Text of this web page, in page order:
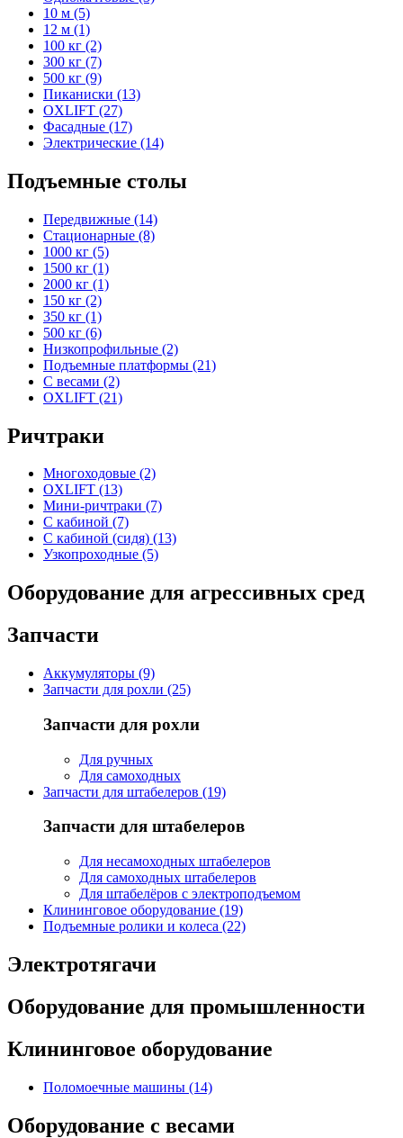
10 м (5)
12 м (1)
100 кг (2)
300 кг (7)
500 кг (9)
Пиканиски (13)
OXLIFT (27)
Фасадные (17)
Электрические (14)
Подъемные столы
Передвижные (14)
Стационарные (8)
1000 кг (5)
1500 кг (1)
2000 кг (1)
150 кг (2)
350 кг (1)
500 кг (6)
Низкопрофильные (2)
Подъемные платформы (21)
С весами (2)
OXLIFT (21)
Ричтраки
Многоходовые (2)
OXLIFT (13)
Мини-ричтраки (7)
С кабиной (7)
С кабиной (сидя) (13)
Узкопроходные (5)
Оборудование для агрессивных сред
Запчасти
Аккумуляторы (9)
Запчасти для рохли (25)
Запчасти для рохли
Для ручных
Для самоходных
Запчасти для штабелеров (19)
Запчасти для штабелеров
Для несамоходных штабелеров
Для самоходных штабелеров
Для штабелёров с электроподъемом
Клининговое оборудование (19)
Подъемные ролики и колеса (22)
Электротягачи
Оборудование для промышленности
Клининговое оборудование
Поломоечные машины (14)
Оборудование с весами